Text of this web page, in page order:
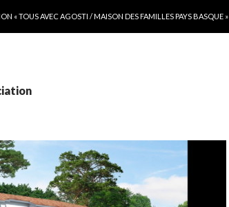
« TOUS AVEC AGOSTI / MAISON DES FAMILLES PAYS BASQUE »